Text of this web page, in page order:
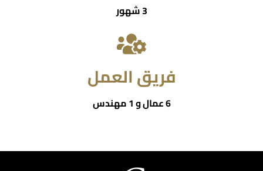
3 شهور
فريق العمل
6 عمال و 1 مهندس